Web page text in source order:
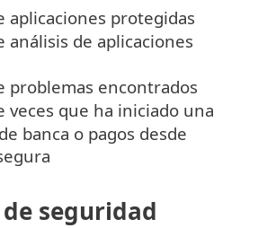
aplicaciones protegidas
análisis de aplicaciones
problemas encontrados
veces que ha iniciado una
banca o pagos desde
seguridad